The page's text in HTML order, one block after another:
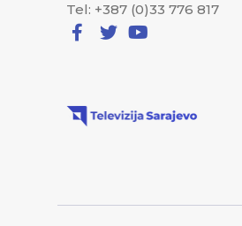
Tel: +387 (0)33 776 817